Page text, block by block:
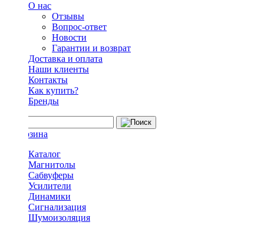
О нас
Отзывы
Вопрос-ответ
Новости
Гарантии и возврат
Доставка и оплата
Наши клиенты
Контакты
Как купить?
Бренды
Каталог
Магнитолы
Сабвуферы
Усилители
Динамики
Сигнализация
Шумоизоляция